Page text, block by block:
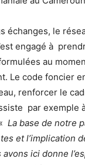
échanges, le
engagé à
au
Le code foncier
renforcer le
par exemple
La base de notre
et l’implication
ici donne